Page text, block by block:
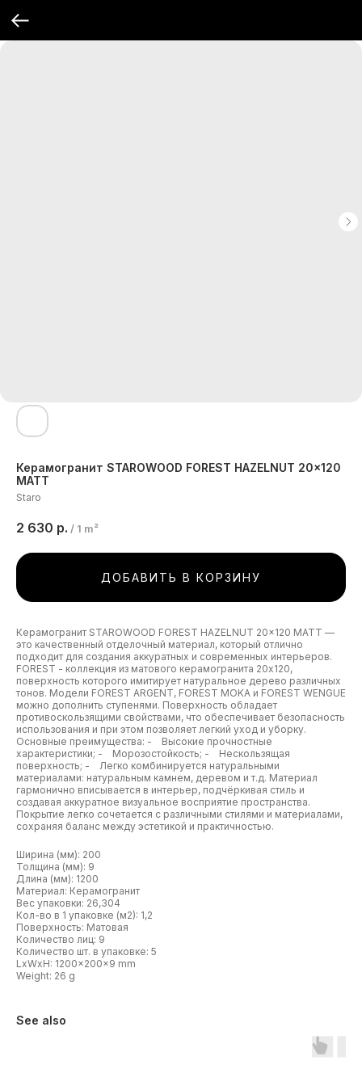
Керамогранит STAROWOOD FOREST HAZELNUT 20x120
MATT
Staro
2 630 р. / 1 m²
ДОБАВИТЬ В КОРЗИНУ
Керамогранит STAROWOOD FOREST HAZELNUT 20x120 MATT —
это качественный отделочный материал, который отлично
подходит для создания аккуратных и современных интерьеров.
FOREST - коллекция из матового керамогранита 20х120,
поверхность которого имитирует натуральное дерево различных
тонов. Модели FOREST ARGENT, FOREST MOKA и FOREST WENGUE
можно дополнить ступенями. Поверхность обладает
противоскользящими свойствами, что обеспечивает безопасность
использования и при этом позволяет легкий уход и уборку.
Основные преимущества: - Высокие прочностные
характеристики; - Морозостойкость; - Нескользящая
поверхность; - Легко комбинируется натуральными
материалами: натуральным камнем, деревом и т.д. Материал
гармонично вписывается в интерьер, подчёркивая стиль и
создавая аккуратное визуальное восприятие пространства.
Покрытие легко сочетается с различными стилями и материалами,
сохраняя баланс между эстетикой и практичностью.
Ширина (мм): 200
Толщина (мм): 9
Длина (мм): 1200
Материал: Керамогранит
Вес упаковки: 26,304
Кол-во в 1 упаковке (м2): 1,2
Поверхность: Матовая
Количество лиц: 9
Количество шт. в упаковке: 5
LxWxH: 1200x200x9 mm
Weight: 26 g
See also